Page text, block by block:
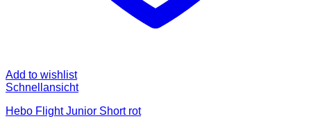
Add to wishlist
Schnellansicht
Hebo Flight Junior Short rot